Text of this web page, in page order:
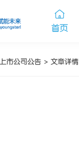
首页
上市公司公告 > 文章详情